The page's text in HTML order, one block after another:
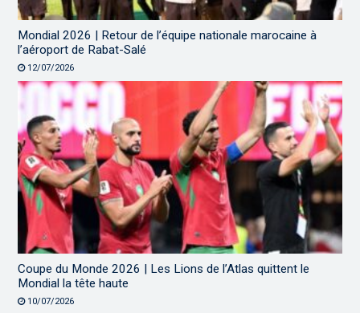
Mondial 2026 | Retour de l’équipe nationale marocaine à
l’aéroport de Rabat-Salé
12/07/2026
Coupe du Monde 2026 | Les Lions de l’Atlas quittent le
Mondial la tête haute
10/07/2026